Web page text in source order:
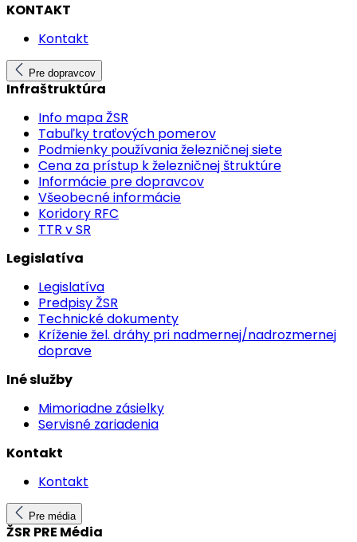
KONTAKT
Kontakt
Pre dopravcov
Infraštruktúra
Info mapa ŽSR
Tabuľky traťových pomerov
Podmienky používania železničnej siete
Cena za prístup k železničnej štruktúre
Informácie pre dopravcov
Všeobecné informácie
Koridory RFC
TTR v SR
Legislatíva
Legislatíva
Predpisy ŽSR
Technické dokumenty
Kríženie žel. dráhy pri nadmernej/nadrozmernej
doprave
Iné služby
Mimoriadne zásielky
Servisné zariadenia
Kontakt
Kontakt
Pre média
ŽSR PRE Média